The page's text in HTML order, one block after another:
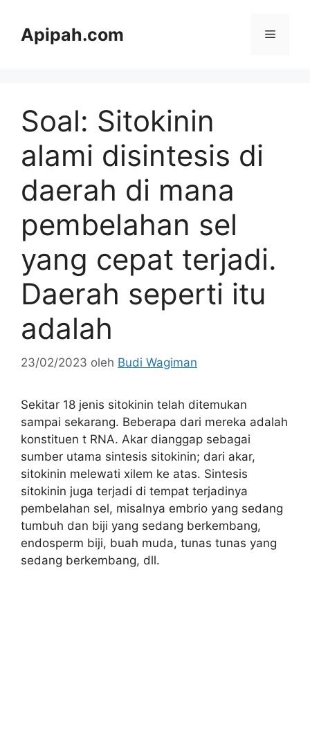
Apipah.com Menu
Soal: Sitokinin
alami disintesis di
daerah di mana
pembelahan sel
yang cepat terjadi.
Daerah seperti itu
adalah
23/02/2023 oleh Budi Wagiman
Sekitar 18 jenis sitokinin telah ditemukan
sampai sekarang. Beberapa dari mereka adalah
konstituen t RNA. Akar dianggap sebagai
sumber utama sintesis sitokinin; dari akar,
sitokinin melewati xilem ke atas. Sintesis
sitokinin juga terjadi di tempat terjadinya
pembelahan sel, misalnya embrio yang sedang
tumbuh dan biji yang sedang berkembang,
endosperm biji, buah muda, tunas tunas yang
sedang berkembang, dll.